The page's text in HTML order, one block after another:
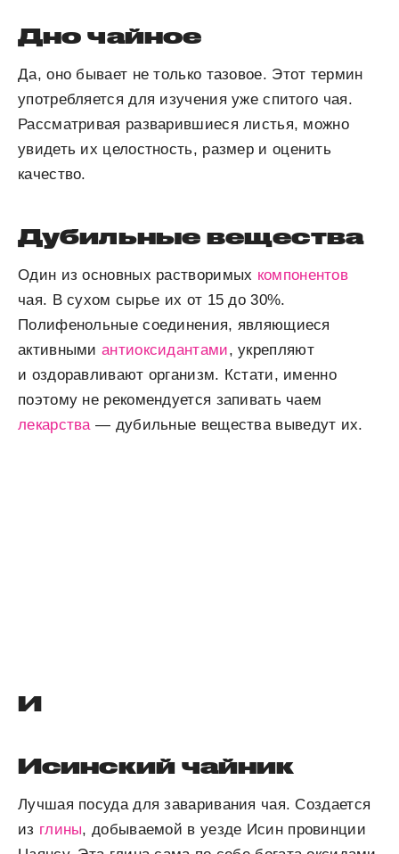
Дно чайное
Да, оно бывает не только тазовое. Этот термин
употребляется для изучения уже спитого чая.
Рассматривая разварившиеся листья, можно
увидеть их целостность, размер и оценить
качество.
Дубильные вещества
Один из основных растворимых компонентов
чая. В сухом сырье их от 15 до 30%.
Полифенольные соединения, являющиеся
активнымиантиоксидантами, укрепляют
и оздоравливают организм. Кстати, именно
поэтому не рекомендуется запивать чаем
лекарства— дубильные вещества выведут их.
И
Исинский чайник
Лучшая посуда для заваривания чая. Создается
из глины, добываемой в уезде Исин провинции